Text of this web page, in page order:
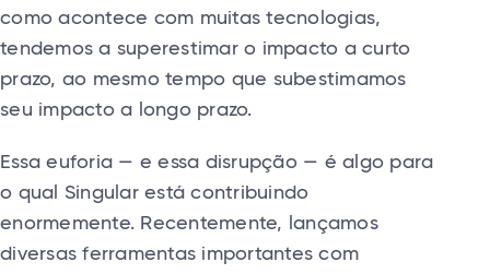
como acontece com muitas tecnologias,
tendemos a superestimar o impacto a curto
prazo, ao mesmo tempo que subestimamos
seu impacto a longo prazo.
Essa euforia — e essa disrupção — é algo para
o qual Singular está contribuindo
enormemente. Recentemente, lançamos
diversas ferramentas importantes com